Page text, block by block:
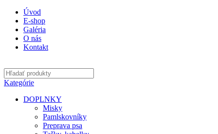
Úvod
E-shop
Galéria
O nás
Kontakt
Kategórie
DOPLNKY
Misky
Pamlskovníky
Preprava psa